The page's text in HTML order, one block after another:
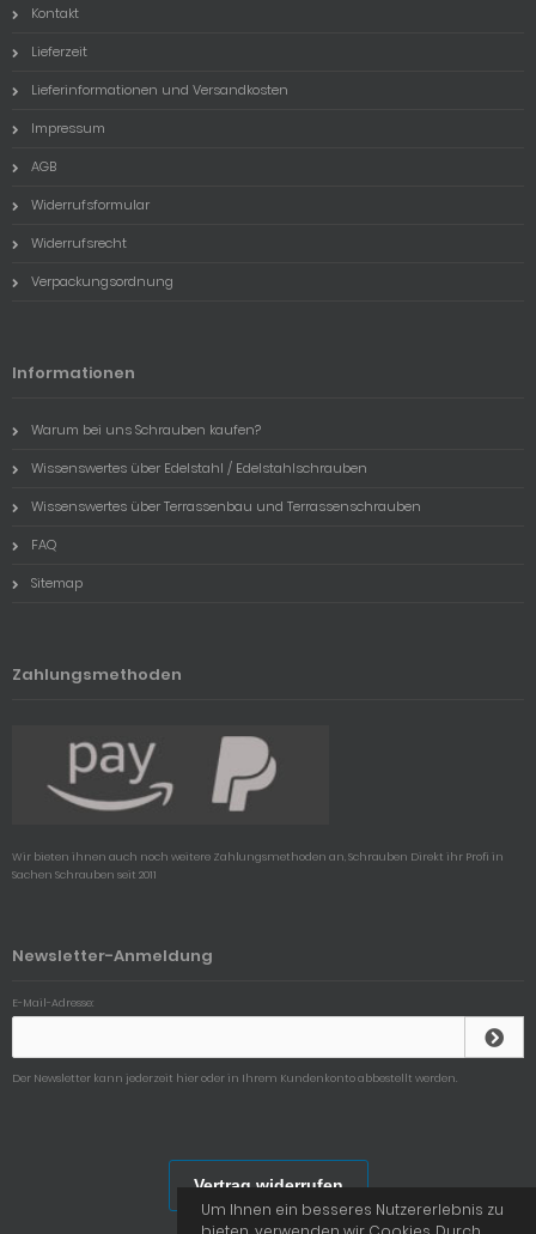
Kontakt
Lieferzeit
Lieferinformationen und Versandkosten
Impressum
AGB
Widerrufsformular
Widerrufsrecht
Verpackungsordnung
Informationen
Warum bei uns Schrauben kaufen?
Wissenswertes über Edelstahl / Edelstahlschrauben
Wissenswertes über Terrassenbau und Terrassenschrauben
FAQ
Sitemap
Zahlungsmethoden
Wir bieten ihnen auch noch weitere Zahlungsmethoden an, Schrauben Direkt ihr Profi in
Sachen Schrauben seit 2011
Newsletter-Anmeldung
E-Mail-Adresse:
Der Newsletter kann jederzeit hier oder in Ihrem Kundenkonto abbestellt werden.
Vertrag widerrufen
Um Ihnen ein besseres Nutzererlebnis zu